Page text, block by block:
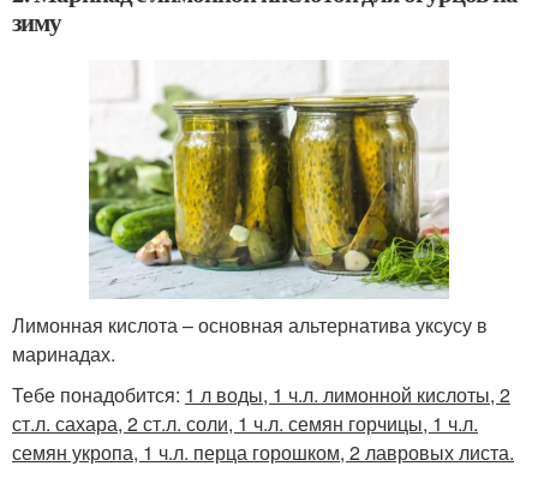
зиму
Лимонная кислота – основная альтернатива уксусу в
маринадах.
Тебе понадобится: 1 л воды, 1 ч.л. лимонной кислоты, 2
ст.л. сахара, 2 ст.л. соли, 1 ч.л. семян горчицы, 1 ч.л.
семян укропа, 1 ч.л. перца горошком, 2 лавровых листа.